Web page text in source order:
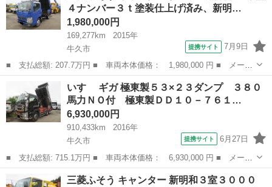
－００...
４ナンバー３ｔ塗装仕上げ済み、新明…
1,980,000円
169,277km
2015年
牛久市
提携サイト 7月9日
■ 支払総額: 207.7万円 ■ 車両本体価格： 1,980,000 円 ■ メーカ
ー名： 三菱ふそう ■ 車種名： キャンター ■ グレード名： ダ
ンプ 新明和 小型４ナンバー３ｔ塗装仕上げ済み、新明和製ＤＲ２
－０１１...
牛久市 その他
いすゞ ギガ 極東製５３×２３ダンプ ３８０
馬力ＮＯ付 極東製ＤＤ１０－７６１…
6,930,000円
910,433km
2016年
牛久市
提携サイト 6月27日
■ 支払総額: 715.1万円 ■ 車両本体価格： 6,930,000 円 ■ メーカ
ー名： いすゞ ■ 車種名： ギガ ■ グレード名： 極東製５３×２
３ダンプ ３８０馬力ＮＯ付 極東製ＤＤ１０－７６１型・リヤ・サ
牛久市 その他
三菱ふそう キャンター 新明和３室３０００